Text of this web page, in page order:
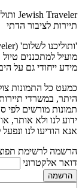
Jewish Traveler ותוליכנו לשלום
תיירות לציבור הדתי
מועיל למתכננים
מידע ייחודי גם על
כמעט כל התמונות
היתר, במשרדי
ידוע לנו ולא אותר,
אנא הודיעו לנו
הרשמה לרשימת
דואר אלקטרוני